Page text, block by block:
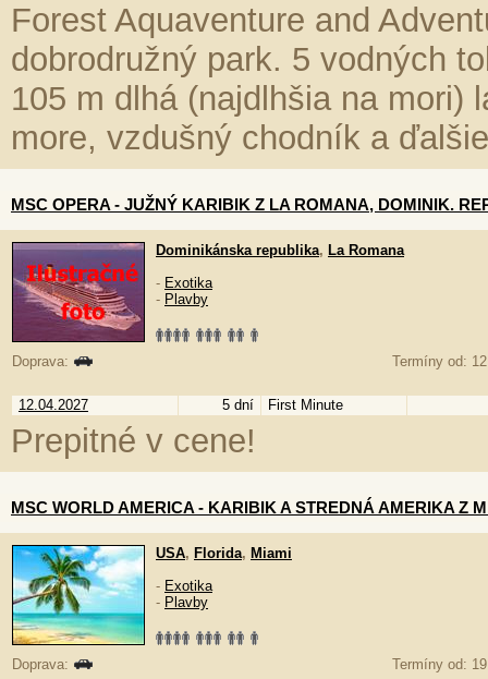
Forest Aquaventure and
dobrodružný park. 5 vodných
105 m dlhá (najdlhšia na mori)
more, vzdušný chodník a
MSC OPERA - JUŽNÝ KARIBIK Z LA ROMANA, DOMINIK.
Dominikánska republika, La Romana
- Exotika
- Plavby
Doprava: Termíny od:
12.04.2027 5 dní First Minute
Prepitné v cene!
MSC WORLD AMERICA - KARIBIK A STREDNÁ AMERIKA Z
USA, Florida, Miami
- Exotika
- Plavby
Doprava: Termíny od: